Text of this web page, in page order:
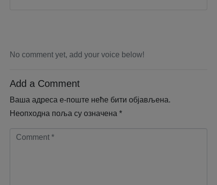
No comment yet, add your voice below!
Add a Comment
Ваша адреса е-поште неће бити објављена.
Неопходна поља су означена *